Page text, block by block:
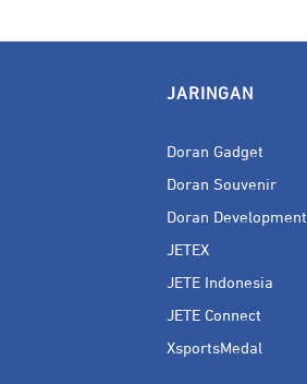
JARINGAN
Doran Gadget
Doran Souvenir
Doran Development
JETEX
JETE Indonesia
JETE Connect
XsportsMedal